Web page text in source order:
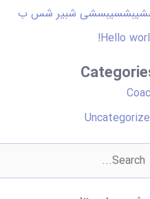
شبیر شس ب
Hello